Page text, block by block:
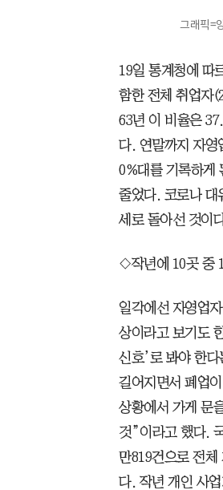
그래픽=
19일 통계청에 따
함한 전체 취업자
63년 이 비율은
다. 연말까지 자영
0%대를 기록하게
줄었다. 코로나 대
세로 돌아선 것이
◇작년에 10곳 중
일각에선 자영업
상이라고 보기도
신호’로 봐야 한
길어지면서 폐업
상황에서 가게 문
것”이라고 했다.
만819건으로 전체
다. 작년 개인 사